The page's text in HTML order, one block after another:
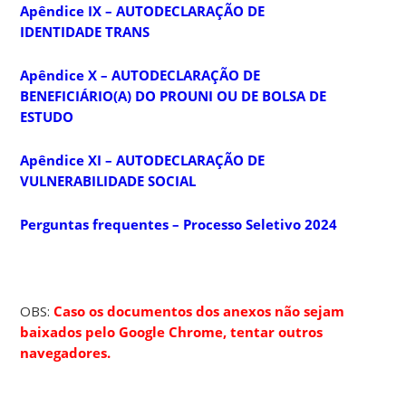
Apêndice IX – AUTODECLARAÇÃO DE
IDENTIDADE TRANS
Apêndice X – AUTODECLARAÇÃO DE
BENEFICIÁRIO(A) DO PROUNI OU DE BOLSA DE
ESTUDO
Apêndice XI – AUTODECLARAÇÃO DE
VULNERABILIDADE SOCIAL
Perguntas frequentes – Processo Seletivo 2024
OBS: Caso os documentos dos anexos não sejam
baixados pelo Google Chrome, tentar outros
navegadores.